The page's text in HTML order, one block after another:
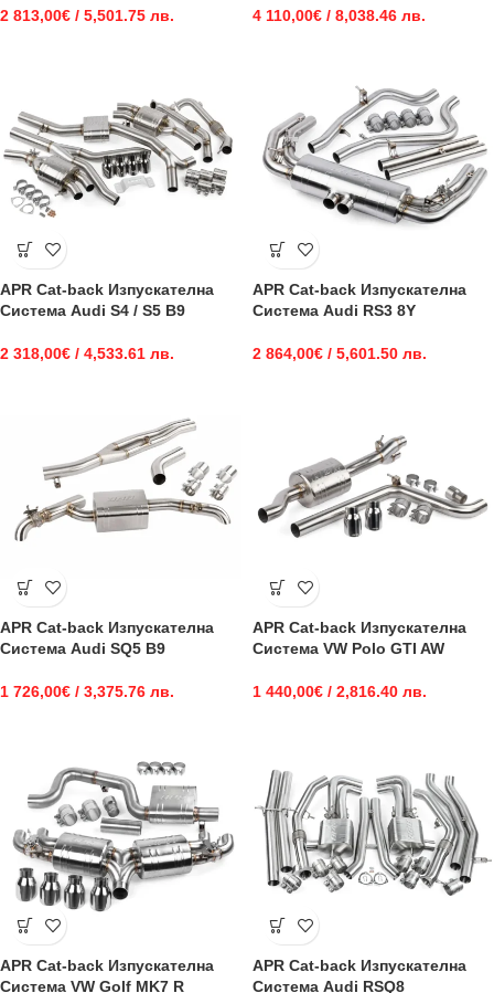
2 813,00€ / 5,501.75 лв. 4 110,00€ / 8,038.46 лв.
APR Cat-back Изпускателна
Система Audi S4 / S5 B9
2 318,00€ / 4,533.61 лв.
APR Cat-back Изпускателна
Система Audi RS3 8Y
2 864,00€ / 5,601.50 лв.
APR Cat-back Изпускателна
Система Audi SQ5 B9
1 726,00€ / 3,375.76 лв.
APR Cat-back Изпускателна
Система VW Polo GTI AW
1 440,00€ / 2,816.40 лв.
APR Cat-back Изпускателна
Система VW Golf MK7 R
APR Cat-back Изпускателна
Система Audi RSQ8